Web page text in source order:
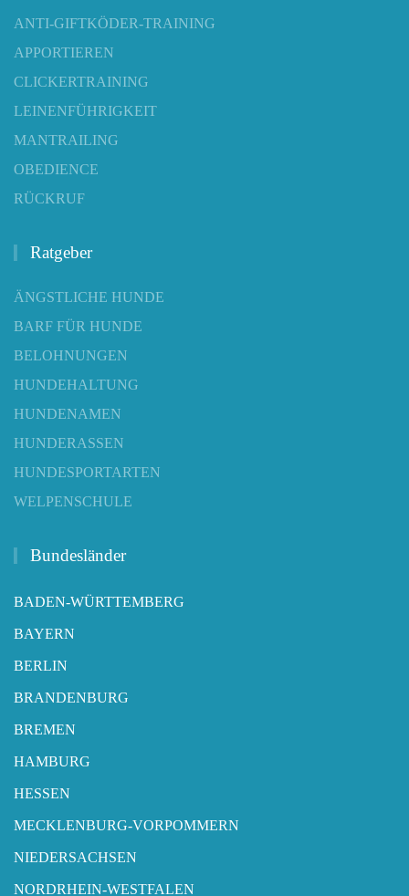
ANTI-GIFTKÖDER-TRAINING
APPORTIEREN
CLICKERTRAINING
LEINENFÜHRIGKEIT
MANTRAILING
OBEDIENCE
RÜCKRUF
Ratgeber
ÄNGSTLICHE HUNDE
BARF FÜR HUNDE
BELOHNUNGEN
HUNDEHALTUNG
HUNDENAMEN
HUNDERASSEN
HUNDESPORTARTEN
WELPENSCHULE
Bundesländer
BADEN-WÜRTTEMBERG
BAYERN
BERLIN
BRANDENBURG
BREMEN
HAMBURG
HESSEN
MECKLENBURG-VORPOMMERN
NIEDERSACHSEN
NORDRHEIN-WESTFALEN